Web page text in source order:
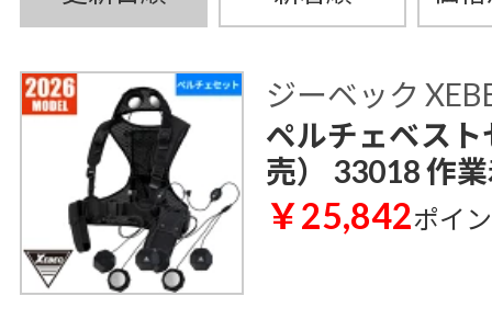
ジーベック
ペルチェベス
売） 33018 作
￥25,842ポイ